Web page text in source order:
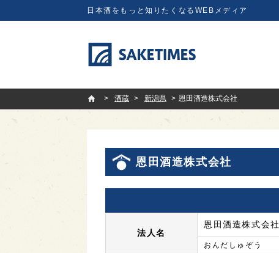
日本酒をもっと知りたくなるWEBメディア
SAKETIMES
酒蔵
新潟県 恩田酒造株式会社
恩田酒造株式会社
法人名
恩田酒造株式会社
おんだしゅぞう